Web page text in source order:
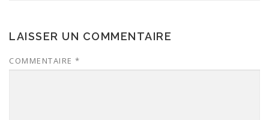
LAISSER UN COMMENTAIRE
COMMENTAIRE *